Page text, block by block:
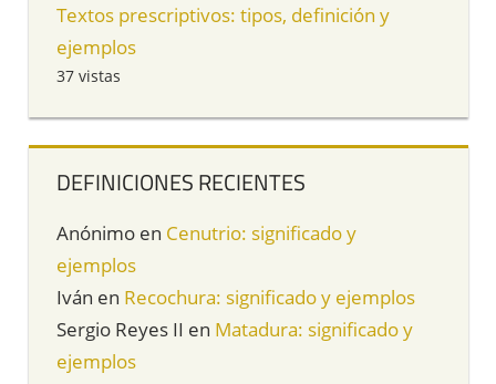
Textos prescriptivos: tipos, definición y
ejemplos
37 vistas
DEFINICIONES RECIENTES
Anónimo en Cenutrio: significado y
ejemplos
Iván en Recochura: significado y ejemplos
Sergio Reyes II en Matadura: significado y
ejemplos